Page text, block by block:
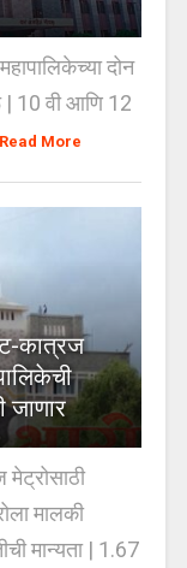
दोन
| 10 वी आणि 12
Read More
कात्रज
जाणार
मालकी
मान्यता | 1.67